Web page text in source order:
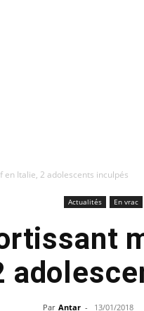
Italie, 2 adolescents inculpés
Actualités En vrac
Par Antar - 13/01/2018